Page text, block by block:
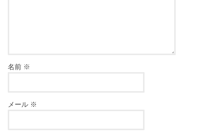
名前 ※
メール ※